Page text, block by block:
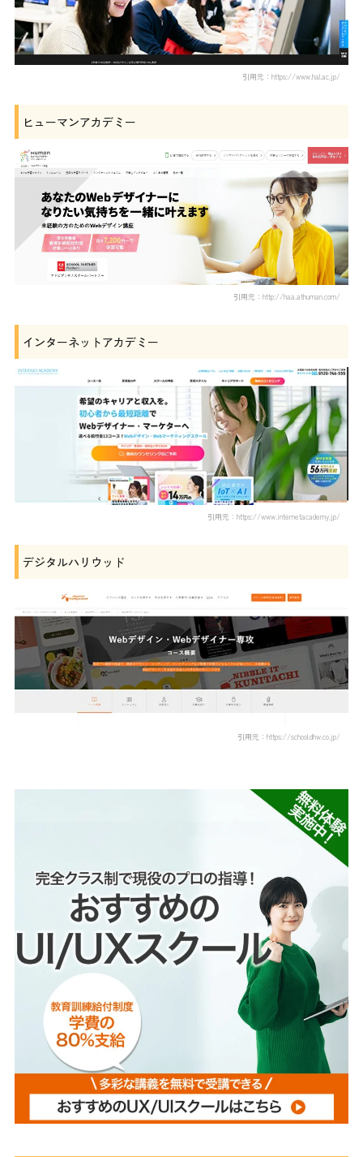
引用元：https://www.hal.ac.jp/
ヒューマンアカデミー
引用元：http://haa.athuman.com/
インターネットアカデミー
引用元：https://www.internetacademy.jp/
デジタルハリウッド
引用元：https://school.dhw.co.jp/